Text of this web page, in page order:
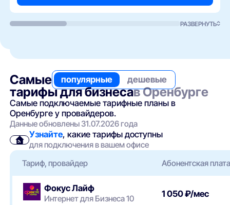
РАЗВЕРНУТЬ
Самые популярные дешевые
тарифы для бизнесав Оренбурге
Самые подключаемые тарифные планы в
Оренбурге у провайдеров.
Данные обновлены 31.07.2026 года
Узнайте, какие тарифы доступны
для подключения в вашем офисе
Тариф, провайдер
Абонентская
Фокус Лайф
Интернет для Бизнеса 10 1 050 ₽/мес